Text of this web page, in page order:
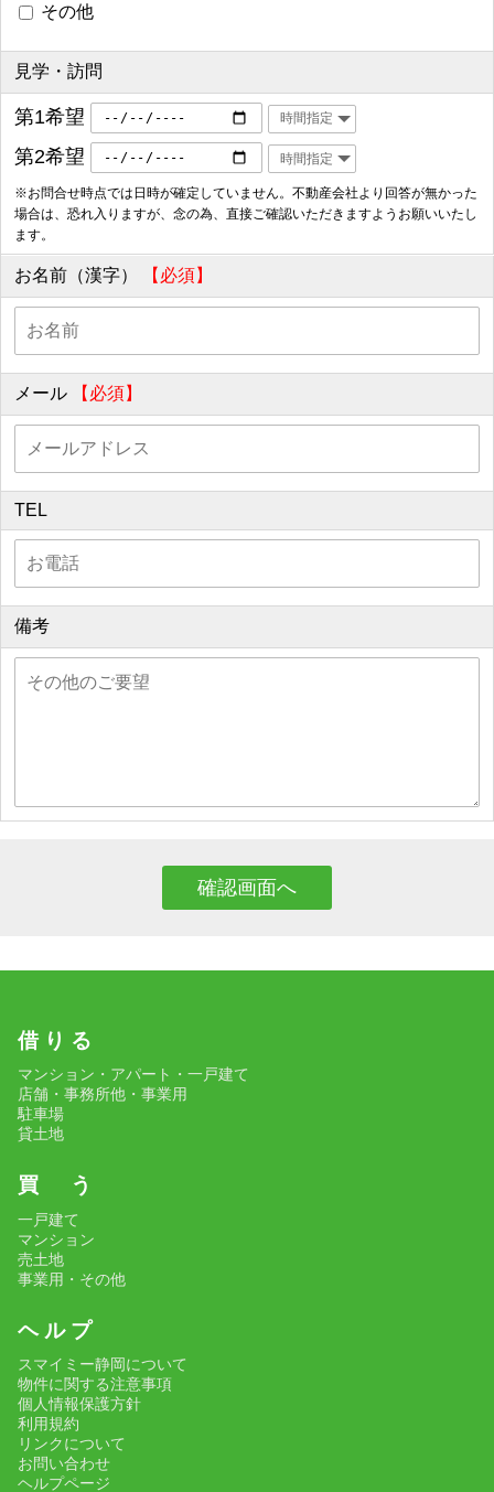
その他
見学・訪問
第1希望
第2希望
※お問合せ時点では日時が確定していません。不動産会社より回答が無かった
場合は、恐れ入りますが、念の為、直接ご確認いただきますようお願いいたし
ます。
お名前（漢字） 【必須】
メール 【必須】
TEL
備考
借 り る
マンション・アパート・一戸建て
店舗・事務所他・事業用
駐車場
貸土地
買 う
一戸建て
マンション
売土地
事業用・その他
ヘ ル プ
スマイミー静岡について
物件に関する注意事項
個人情報保護方針
利用規約
リンクについて
お問い合わせ
ヘルプページ